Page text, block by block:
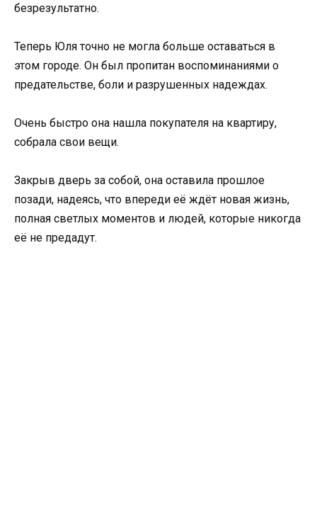
безрезультатно.
Теперь Юля точно не могла больше оставаться в
этом городе. Он был пропитан воспоминаниями о
предательстве, боли и разрушенных надеждах.
Очень быстро она нашла покупателя на квартиру,
собрала свои вещи.
Закрыв дверь за собой, она оставила прошлое
позади, надеясь, что впереди её ждёт новая жизнь,
полная светлых моментов и людей, которые никогда
её не предадут.